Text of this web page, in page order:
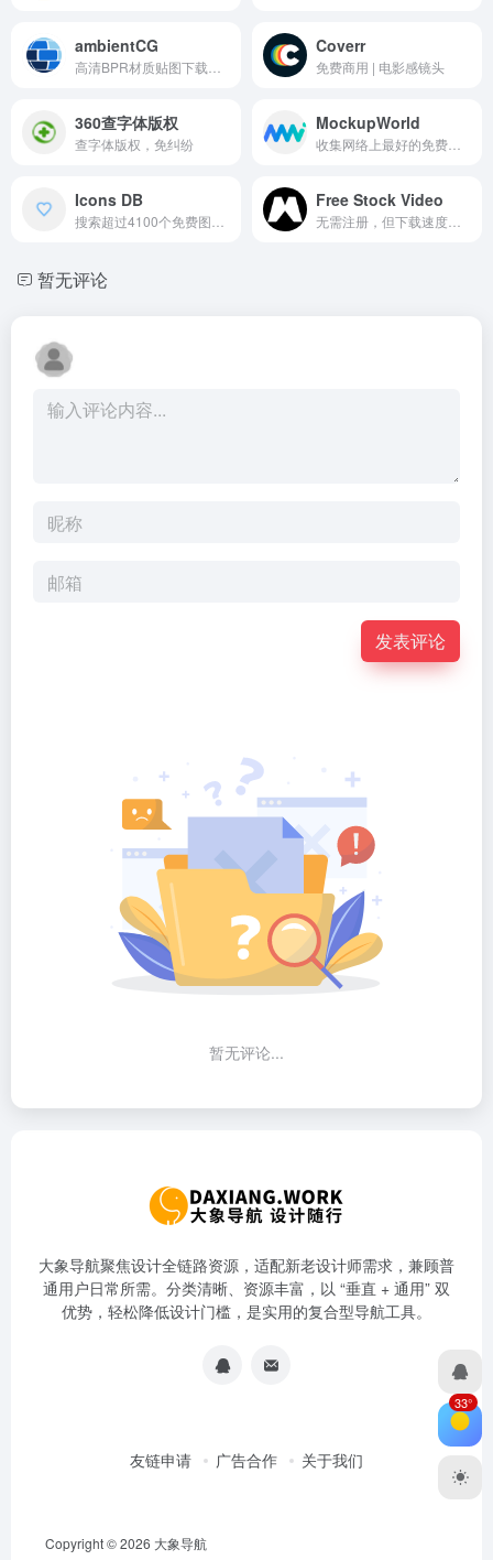
ambientCG Coverr
免费商用 | 电影感镜头
360查字体版权
查字体版权，免纠纷
MockupWorld
Icons DB Free Stock Video
暂无评论
发表评论
暂无评论...
大象导航聚焦设计全链路资源，适配新老设计师需求，兼顾普
通用户日常所需。分类清晰、资源丰富，以 “垂直 + 通用” 双
优势，轻松降低设计门槛，是实用的复合型导航工具。
友链申请 广告合作 关于我们
Copyright © 2026 大象导航
33°